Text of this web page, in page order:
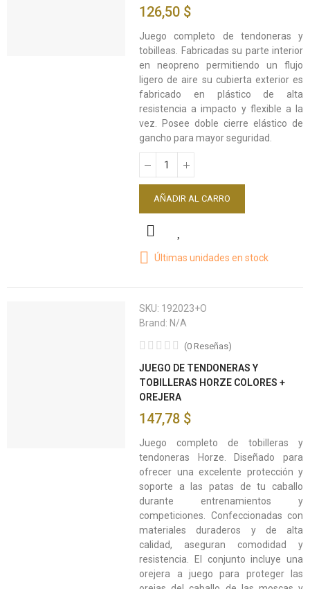
126,50 $
Juego completo de tendoneras y
tobilleas. Fabricadas su parte interior
en neopreno permitiendo un flujo
ligero de aire su cubierta exterior es
fabricado en plástico de alta
resistencia a impacto y flexible a la
vez. Posee doble cierre elástico de
gancho para mayor seguridad.
AÑADIR AL CARRO
Últimas unidades en stock
SKU: 192023+O
Brand: N/A
(0 Reseñas)
JUEGO DE TENDONERAS Y
TOBILLERAS HORZE COLORES +
OREJERA
147,78 $
Juego completo de tobilleras y
tendoneras Horze. Diseñado para
ofrecer una excelente protección y
soporte a las patas de tu caballo
durante entrenamientos y
competiciones. Confeccionadas con
materiales duraderos y de alta
calidad, aseguran comodidad y
resistencia. El conjunto incluye una
orejera a juego para proteger las